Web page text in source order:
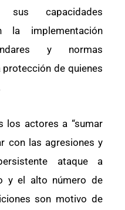
sus capacidades
la implementación
y normas
de quienes
los actores a “sumar
con las agresiones y
ataque a
y el alto número de
son motivo de